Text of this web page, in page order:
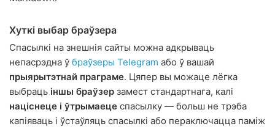
Хуткі выбар браўзера
Спасылкі на знешнія сайты можна адкрываць
непасрэдна ў браўзеры Telegram або ў вашай
прыярытэтнай праграме. Цяпер вы можаце лёгка
выбраць іншы браўзер замест стандартнага, калі
націснеце і ўтрымаеце спасылку — больш не трэба
капіяваць і ўстаўляць спасылкі або пераключацца паміж